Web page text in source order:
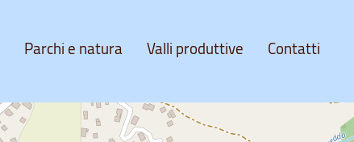
Parchi e natura Valli produttive Contatti